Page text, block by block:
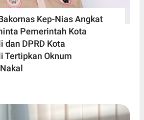
Kep-Nias Angkat
Pemerintah Kota
dan DPRD Kota
Tertipkan Oknum